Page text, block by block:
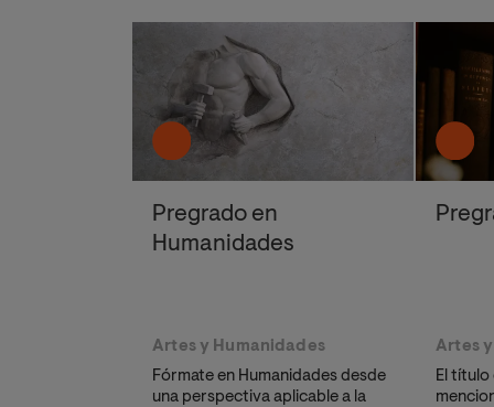
Pregrado en
Humanidades
Artes y Humanidades
Fórmate en Humanidades desde
una perspectiva aplicable a la
Artes
El